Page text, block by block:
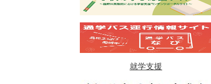
就学支援